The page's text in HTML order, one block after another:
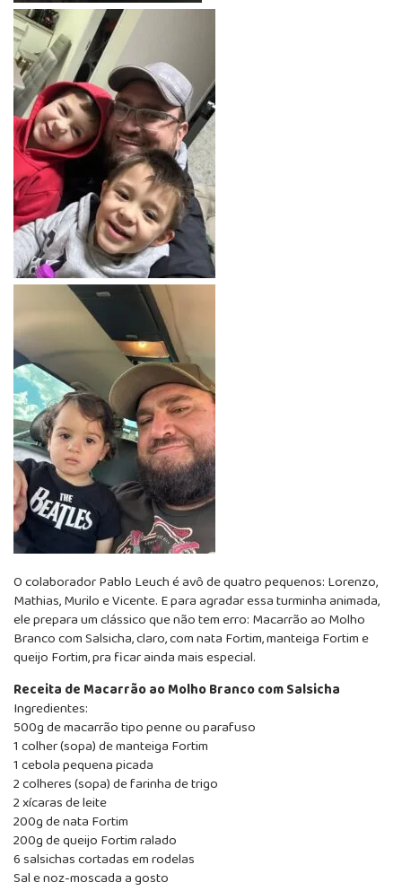
O colaborador Pablo Leuch é avô de quatro pequenos: Lorenzo,
Mathias, Murilo e Vicente. E para agradar essa turminha animada,
ele prepara um clássico que não tem erro: Macarrão ao Molho
Branco com Salsicha, claro, com nata Fortim, manteiga Fortim e
queijo Fortim, pra ficar ainda mais especial.
Receita de Macarrão ao Molho Branco com Salsicha
Ingredientes:
500g de macarrão tipo penne ou parafuso
1 colher (sopa) de manteiga Fortim
1 cebola pequena picada
2 colheres (sopa) de farinha de trigo
2 xícaras de leite
200g de nata Fortim
200g de queijo Fortim ralado
6 salsichas cortadas em rodelas
Sal e noz-moscada a gosto